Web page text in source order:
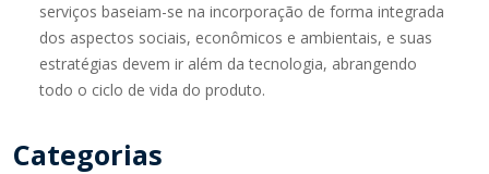
serviços baseiam-se na incorporação de forma integrada
dos aspectos sociais, econômicos e ambientais, e suas
estratégias devem ir além da tecnologia, abrangendo
todo o ciclo de vida do produto.
Categorias